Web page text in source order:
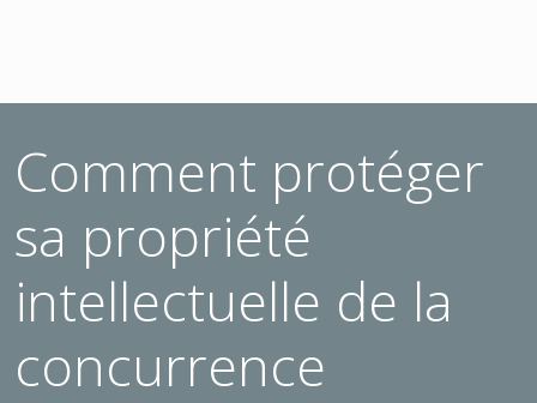
Comment protéger
sa propriété
intellectuelle de la
concurrence